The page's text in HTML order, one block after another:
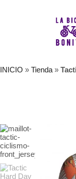
INICIO » Tienda »